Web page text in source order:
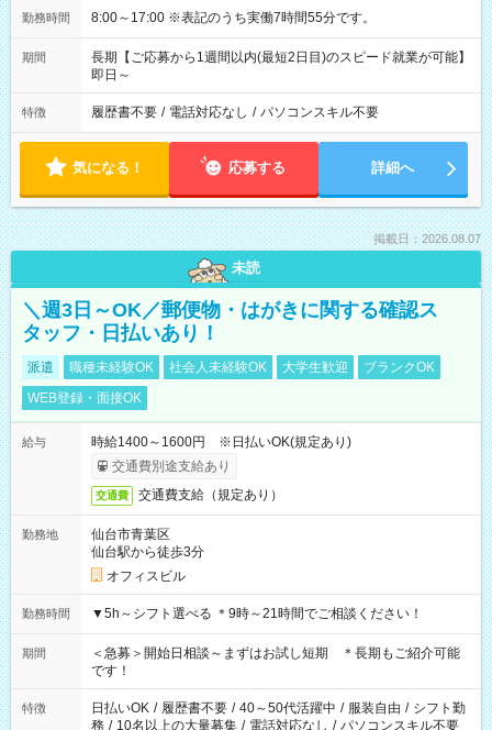
勤務時間 8:00～17:00 ※表記のうち実働7時間55分です。
期間
長期【ご応募から1週間以内(最短2日目)のスピード就業が可能】
即日～
特徴 履歴書不要 / 電話対応なし / パソコンスキル不要
気になる！ 応募する 詳細へ
掲載日：2026.08.07
未読
＼週3日～OK／郵便物・はがきに関する確認ス
タッフ・日払いあり！
派遣 職種未経験OK 社会人未経験OK 大学生歓迎
ブランクOK
WEB登録・面接OK
給与
時給1400～1600円 ※日払いOK(規定あり)
交通費別途支給あり
交通費 交通費支給（規定あり）
勤務地
仙台市青葉区
仙台駅から徒歩3分
オフィスビル
勤務時間 ▼5h～シフト選べる ＊9時～21時間でご相談ください！
期間
＜急募＞開始日相談～まずはお試し短期 ＊長期もご紹介可能
です！
特徴 日払いOK / 履歴書不要 / 40～50代活躍中 / 服装自由 / シフト勤
務 / 10名以上の大量募集 / 電話対応なし / パソコンスキル不要